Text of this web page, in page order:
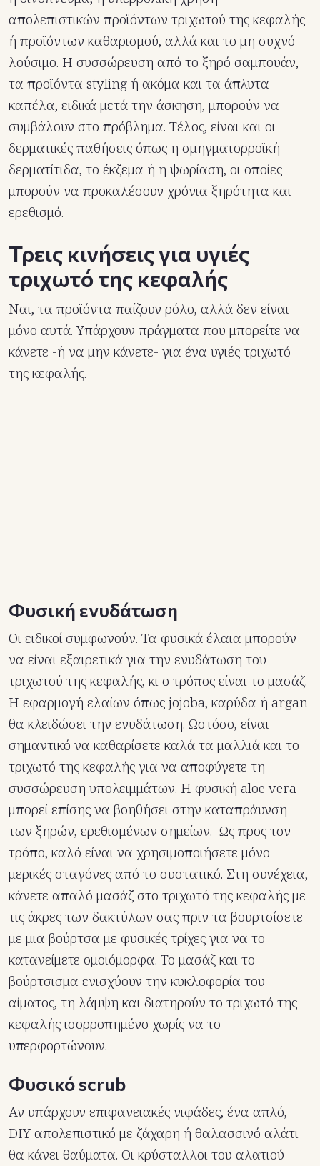
απολεπιστικών προϊόντων τριχωτού της κεφαλής
ή προϊόντων καθαρισμού, αλλά και το μη συχνό
λούσιμο. Η συσσώρευση από το ξηρό σαμπουάν,
τα προϊόντα styling ή ακόμα και τα άπλυτα
καπέλα, ειδικά μετά την άσκηση, μπορούν να
συμβάλουν στο πρόβλημα. Τέλος, είναι και οι
δερματικές παθήσεις όπως η σμηγματορροϊκή
δερματίτιδα, το έκζεμα ή η ψωρίαση, οι οποίες
μπορούν να προκαλέσουν χρόνια ξηρότητα και
ερεθισμό.
Τρεις κινήσεις για υγιές
τριχωτό της κεφαλής
Ναι, τα προϊόντα παίζουν ρόλο, αλλά δεν είναι
μόνο αυτά. Υπάρχουν πράγματα που μπορείτε να
κάνετε -ή να μην κάνετε- για ένα υγιές τριχωτό
της κεφαλής.
Φυσική ενυδάτωση
Οι ειδικοί συμφωνούν. Τα φυσικά έλαια μπορούν
να είναι εξαιρετικά για την ενυδάτωση του
τριχωτού της κεφαλής, κι ο τρόπος είναι το μασάζ.
Η εφαρμογή ελαίων όπως jojoba, καρύδα ή argan
θα κλειδώσει την ενυδάτωση. Ωστόσο, είναι
σημαντικό να καθαρίσετε καλά τα μαλλιά και το
τριχωτό της κεφαλής για να αποφύγετε τη
συσσώρευση υπολειμμάτων. Η φυσική aloe vera
μπορεί επίσης να βοηθήσει στην καταπράυνση
των ξηρών, ερεθισμένων σημείων. Ως προς τον
τρόπο, καλό είναι να χρησιμοποιήσετε μόνο
μερικές σταγόνες από το συστατικό. Στη συνέχεια,
κάνετε απαλό μασάζ στο τριχωτό της κεφαλής με
τις άκρες των δακτύλων σας πριν τα βουρτσίσετε
με μια βούρτσα με φυσικές τρίχες για να το
κατανείμετε ομοιόμορφα. Το μασάζ και το
βούρτσισμα ενισχύουν την κυκλοφορία του
αίματος, τη λάμψη και διατηρούν το τριχωτό της
κεφαλής ισορροπημένο χωρίς να το
υπερφορτώνουν.
Φυσικό scrub
Αν υπάρχουν επιφανειακές νιφάδες, ένα απλό,
DIY απολεπιστικό με ζάχαρη ή θαλασσινό αλάτι
θα κάνει θαύματα. Οι κρύσταλλοι του αλατιού